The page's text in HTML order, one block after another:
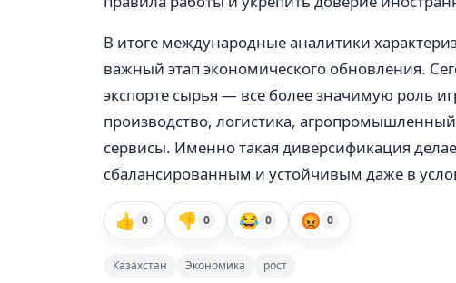
В итоге международные аналитики
важный этап экономического обновления.
экспорте сырья — все более значимую роль
производство, логистика,
сервисы. Именно такая диверсификация
сбалансированным и устойчивым даже в
👍 0 👎 0 😂 0 😡 0
Казахстан Экономика рост